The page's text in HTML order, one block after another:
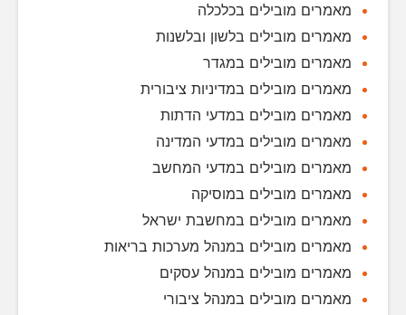
מאמרים מובילים בכלכלה
מאמרים מובילים בלשון ובלשנות
מאמרים מובילים במגדר
מאמרים מובילים במדיניות ציבורית
מאמרים מובילים במדעי הדתות
מאמרים מובילים במדעי המדינה
מאמרים מובילים במדעי המחשב
מאמרים מובילים במוסיקה
מאמרים מובילים במחשבת ישראל
מאמרים מובילים במנהל מערכות בריאות
מאמרים מובילים במנהל עסקים
מאמרים מובילים במנהל ציבורי